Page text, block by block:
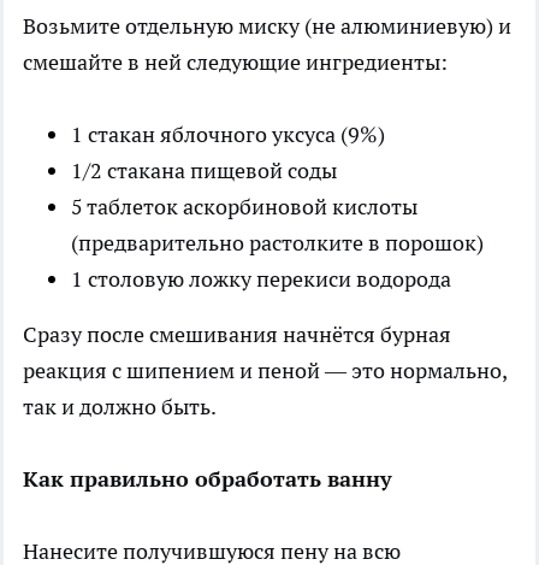
Возьмите отдельную миску (не алюминиевую) и
смешайте в ней следующие ингредиенты:
1 стакан яблочного уксуса (9%)
1/2 стакана пищевой соды
5 таблеток аскорбиновой кислоты
(предварительно растолките в порошок)
1 столовую ложку перекиси водорода
Сразу после смешивания начнётся бурная
реакция с шипением и пеной — это нормально,
так и должно быть.
Как правильно обработать ванну
Нанесите получившуюся пену на всю